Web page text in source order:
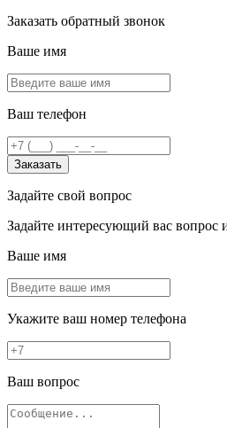
Заказать обратный звонок
Ваше имя
Ваш телефон
Заказать
Задайте свой вопрос
Задайте интересующий вас вопрос
Ваше имя
Укажите ваш номер телефона
Ваш вопрос